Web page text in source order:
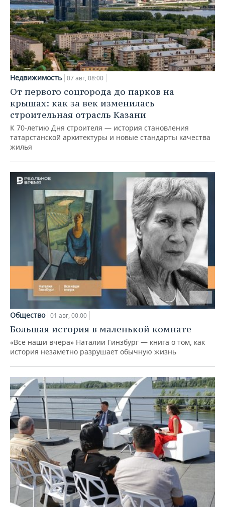
Недвижимость 07 авг, 08:00
От первого соцгорода до парков на
крышах: как за век изменилась
строительная отрасль Казани
К 70-летию Дня строителя — история становления
татарстанской архитектуры и новые стандарты качества
жилья
Общество 01 авг, 00:00
Большая история в маленькой комнате
«Все наши вчера» Наталии Гинзбург — книга о том, как
история незаметно разрушает обычную жизнь